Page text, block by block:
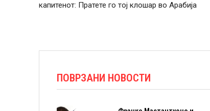
капитенот: Пратете го тој клошар во Арабија
ПОВРЗАНИ НОВОСТИ